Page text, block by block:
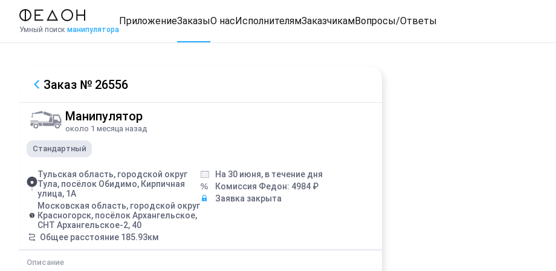
Умный поиск манипулятора
ПриложениеЗаказыО насИсполнителямЗаказчикамВопросы/Ответы
Заказ № 26556
Манипулятор
около 1 месяца назад
Стандартный
Тульская область, городской округ
Тула, посёлок Обидимо, Кирпичная
улица, 1А
Московская область, городской округ
Красногорск, посёлок Архангельское,
СНТ Архангельское-2, 40
Общее расстояние 185.93км
На 30 июня, в течение дня
Комиссия Федон: 4984 ₽
Заявка закрыта
Описание